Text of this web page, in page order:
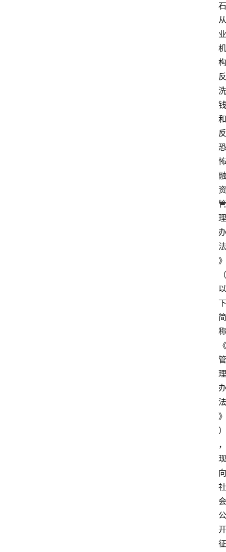
石
从
业
机
构
反
洗
钱
和
反
恐
怖
融
资
管
理
办
法
》
（
以
下
简
称
《
管
理
办
法
》
）
，
现
向
社
会
公
开
征